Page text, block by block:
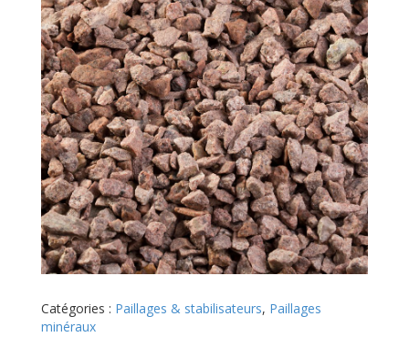
Catégories : Paillages & stabilisateurs, Paillages
minéraux